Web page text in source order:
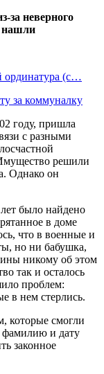
ординатура (с…
за коммуналку
году, пришла
с разными
решили
Однако он
было найдено
в доме
что в военные и
но ни бабушка,
никому об этом
так и осталось
проблем:
в нем стерлись.
которые смогли
фамилию и дату
законное